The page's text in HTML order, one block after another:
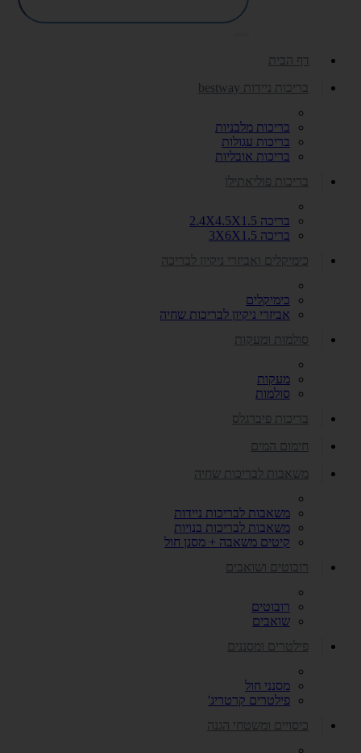
דף הבית
בריכות ניידות bestway
בריכות מלבניות
בריכות עגולות
בריכות אובליות
בריכות פוליאתילן
בריכה 2.4X4.5X1.5
בריכה 3X6X1.5
כימיקלים ואביזרי ניקיון לבריכה
כימיקלים
אביזרי ניקיון לבריכות שחיה
סולמות ומעקות
מעקות
סולמות
בריכות פיברגלס
חימום המים
משאבות לבריכות שחיה
משאבות לבריכות ניידות
משאבות לבריכות בנויות
קיטים משאבה + מסנן חול
רובוטים ושואבים
רובוטים
שואבים
פילטרים ומסננים
מסנני חול
פילטרים קרטריג'
כיסויים ומשטחי הגנה